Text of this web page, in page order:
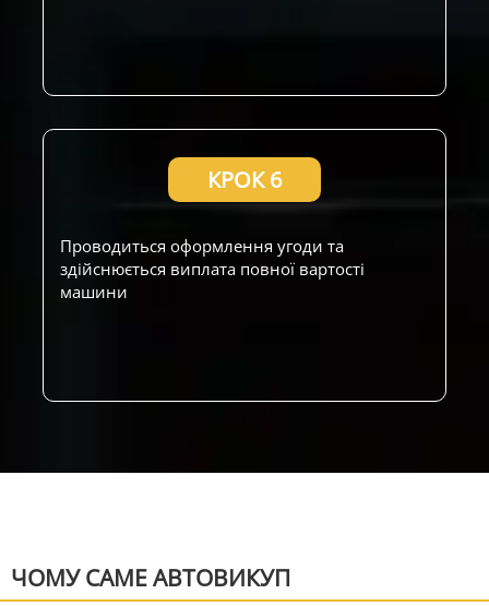
КРОК 6
Проводиться оформлення угоди та
здійснюється виплата повної вартості
машини
ЧОМУ САМЕ АВТОВИКУП